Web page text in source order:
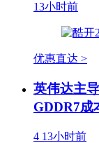
13小时前
优惠直达 >
英伟达主
GDDR7成
4 13小时前